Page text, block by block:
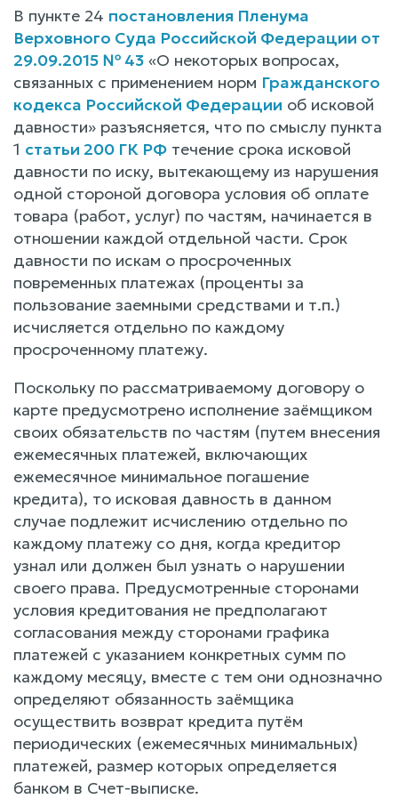
В пункте 24 постановления Пленума
Верховного Суда Российской Федерации от
29.09.2015 № 43 «О некоторых вопросах,
связанных с применением норм Гражданского
кодекса Российской Федерации об исковой
давности» разъясняется, что по смыслу пункта
1 статьи 200 ГК РФ течение срока исковой
давности по иску, вытекающему из нарушения
одной стороной договора условия об оплате
товара (работ, услуг) по частям, начинается в
отношении каждой отдельной части. Срок
давности по искам о просроченных
повременных платежах (проценты за
пользование заемными средствами и т.п.)
исчисляется отдельно по каждому
просроченному платежу.
Поскольку по рассматриваемому договору о
карте предусмотрено исполнение заёмщиком
своих обязательств по частям (путем внесения
ежемесячных платежей, включающих
ежемесячное минимальное погашение
кредита), то исковая давность в данном
случае подлежит исчислению отдельно по
каждому платежу со дня, когда кредитор
узнал или должен был узнать о нарушении
своего права. Предусмотренные сторонами
условия кредитования не предполагают
согласования между сторонами графика
платежей с указанием конкретных сумм по
каждому месяцу, вместе с тем они однозначно
определяют обязанность заёмщика
осуществить возврат кредита путём
периодических (ежемесячных минимальных)
платежей, размер которых определяется
банком в Счет-выписке.